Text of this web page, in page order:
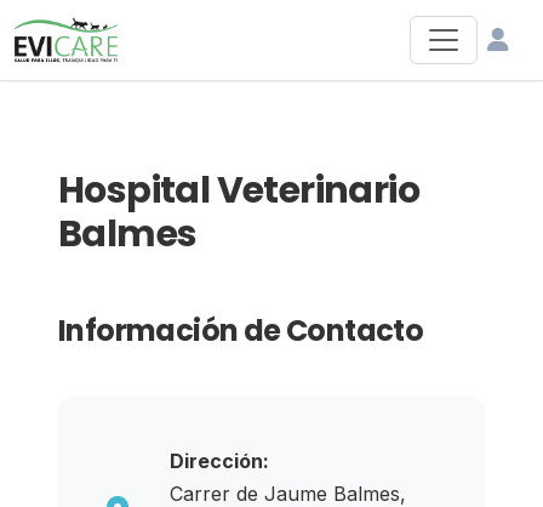
Hospital Veterinario
Balmes
Información de Contacto
Dirección:
Carrer de Jaume Balmes,